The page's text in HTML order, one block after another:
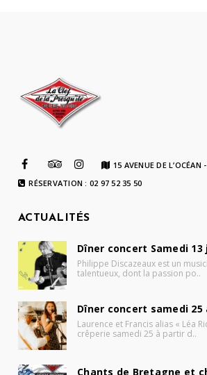
15 AVENUE DE
RÉSERVATION : 02 97 52 35 50
ACTUALITÉS
Dîner concert Samedi 13
Philippe Discazeaux est un
talentueux, dont la passion po..
Dîner concert samedi 25
Laurence et Francis alias « Léa
crêperie samedi 25 à partir d..
Chants de Bretagne et